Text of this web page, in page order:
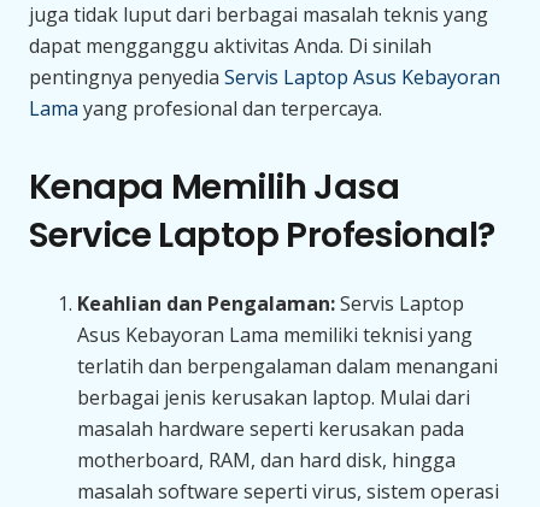
juga tidak luput dari berbagai masalah teknis yang
dapat mengganggu aktivitas Anda. Di sinilah
pentingnya penyedia Servis Laptop Asus Kebayoran
Lama yang profesional dan terpercaya.
Kenapa Memilih Jasa
Service Laptop Profesional?
Keahlian dan Pengalaman:Servis Laptop
Asus Kebayoran Lama memiliki teknisi yang
terlatih dan berpengalaman dalam menangani
berbagai jenis kerusakan laptop. Mulai dari
masalah hardware seperti kerusakan pada
motherboard, RAM, dan hard disk, hingga
masalah software seperti virus, sistem operasi